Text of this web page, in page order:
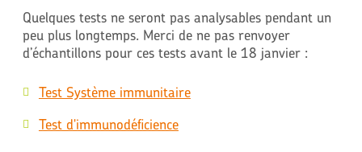
Quelques tests ne seront pas analysables pendant un
peu plus longtemps. Merci de ne pas renvoyer
d’échantillons pour ces tests avant le 18 janvier :
Test Système immunitaire
Test d'immunodéficience